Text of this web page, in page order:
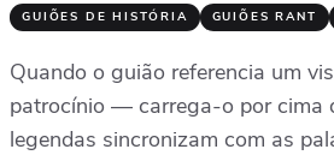
GUIÕES DE HISTÓRIA GUIÕES RANT
Quando o guião referencia um
patrocínio — carrega-o por cima
legendas sincronizam com as